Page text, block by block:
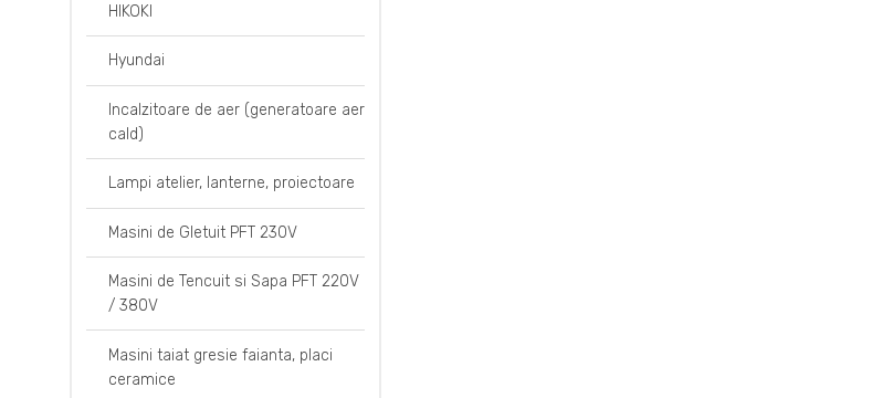
HIKOKI
Hyundai
Incalzitoare de aer (generatoare aer
cald)
Lampi atelier, lanterne, proiectoare
Masini de Gletuit PFT 230V
Masini de Tencuit si Sapa PFT 220V
/ 380V
Masini taiat gresie faianta, placi
ceramice